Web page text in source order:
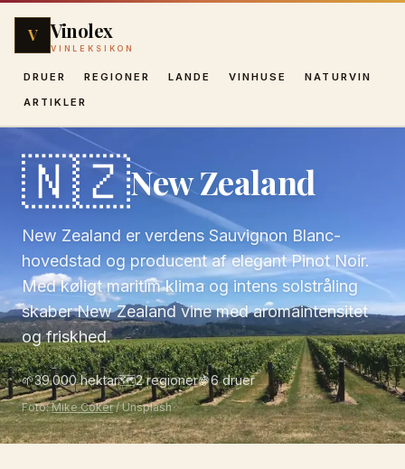
V Vinolex
VINLEKSIKON
DRUER REGIONER LANDE VINHUSE
NATURVIN
ARTIKLER
🇳🇿New Zealand
New Zealand er verdens Sauvignon Blanc-
hovedstad og producent af elegant Pinot Noir.
Med køligt maritim klima og intens solstråling
skaber New Zealand vine med aromaintensitet
og friskhed.
🌱39.000 hektar🗺️2regioner🍇6druer
Foto:Mike Coker/ Unsplash